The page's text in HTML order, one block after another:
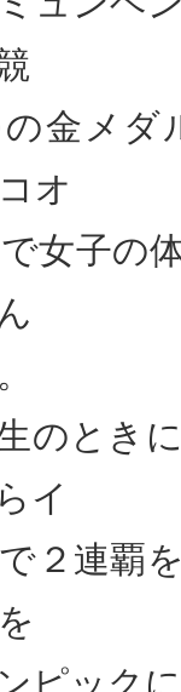
金メダ
オ
女子の
のとき
イ
２連覇
ピック